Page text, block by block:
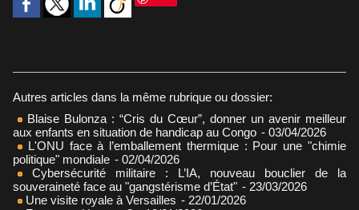
Autres articles dans la même rubrique ou dossier:
Blaise Bulonza : “Cris du Cœur”, donner un avenir meilleur
aux enfants en situation de handicap au Congo - 03/04/2026
L'ONU face à l’emballement thermique : Pour une "chimie
politique" mondiale - 02/04/2026
Cybersécurité militaire : L’IA, nouveau bouclier de la
souveraineté face au "gangstérisme d’État" - 23/03/2026
Une visite royale à Versailles - 22/01/2026